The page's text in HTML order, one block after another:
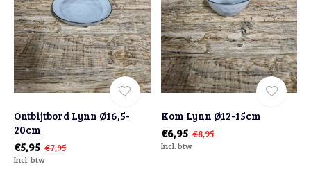
Ontbijtbord Lynn Ø16,5-
20cm
€5,95 €7,95
Incl. btw
Kom Lynn Ø12-15cm
€6,95 €8,95
Incl. btw